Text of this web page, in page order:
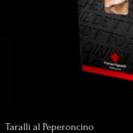
Taralli al Peperoncino